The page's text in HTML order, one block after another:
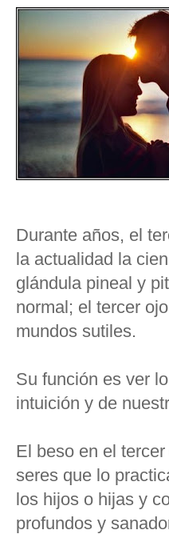
Durante años, el
la actualidad la
glándula pineal y
normal; el tercer
mundos sutiles.
Su función es ver
intuición y de
El beso en el
seres que lo
los hijos o hijas y
profundos y